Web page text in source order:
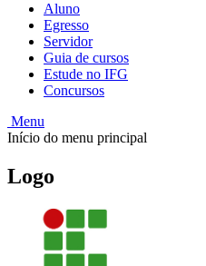
Aluno
Egresso
Servidor
Guia de cursos
Estude no IFG
Concursos
Menu
Início do menu principal
Logo